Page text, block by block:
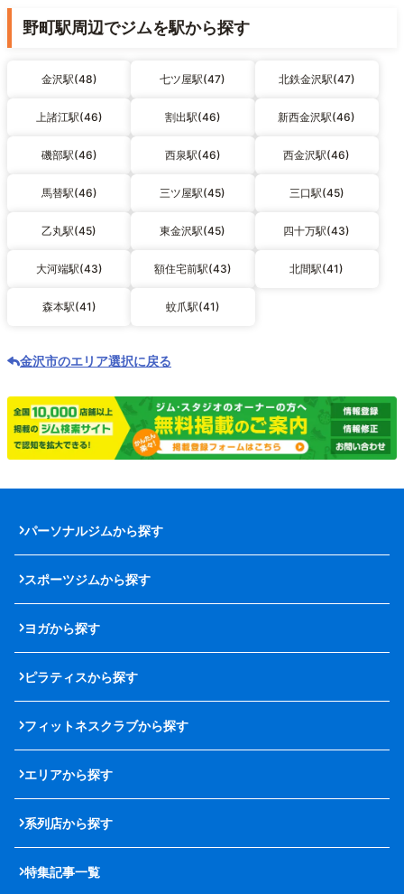
野町駅周辺でジムを駅から探す
金沢駅(48) 七ツ屋駅(47) 北鉄金沢駅(47)
上諸江駅(46) 割出駅(46) 新西金沢駅(46)
磯部駅(46) 西泉駅(46) 西金沢駅(46)
馬替駅(46) 三ツ屋駅(45) 三口駅(45)
乙丸駅(45) 東金沢駅(45) 四十万駅(43)
大河端駅(43) 額住宅前駅(43) 北間駅(41)
森本駅(41) 蚊爪駅(41)
金沢市のエリア選択に戻る
パーソナルジムから探す
スポーツジムから探す
ヨガから探す
ピラティスから探す
フィットネスクラブから探す
エリアから探す
系列店から探す
特集記事一覧